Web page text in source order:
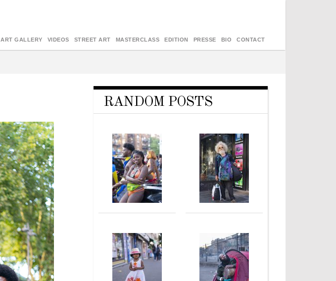
ART GALLERY VIDEOS STREET ART MASTERCLASS EDITION PRESSE BIO CONTACT
RANDOM POSTS